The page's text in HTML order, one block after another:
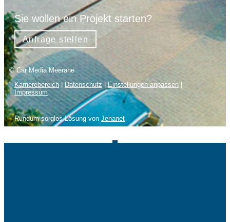
Sie wollen ein Projekt starten?
Anfrage stellen
© Car Media Meerane
Karrierebereich | Datenschutz | Einstellungen anpassen |
Impressum
Rundum-sorglos-Lösung von Jenanet